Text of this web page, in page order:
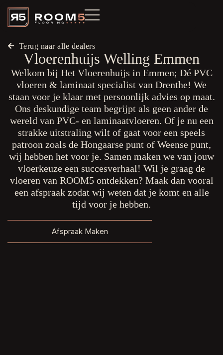
Terug naar alle dealers
Vloerenhuijs Welling Emmen
Welkom bij Het Vloerenhuijs in Emmen; Dé PVC
vloeren & laminaat specialist van Drenthe! We
staan voor je klaar met persoonlijk advies op maat.
Ons deskundige team begrijpt als geen ander de
wereld van PVC- en laminaatvloeren. Of je nu een
strakke uitstraling wilt of gaat voor een speels
patroon zoals de Hongaarse punt of Weense punt,
wij hebben het voor je. Samen maken we van jouw
vloerkeuze een succesverhaal! Wil je graag de
vloeren van ROOM5 ontdekken? Maak dan vooral
een afspraak zodat wij weten dat je komt en alle
tijd voor je hebben.
Afspraak Maken